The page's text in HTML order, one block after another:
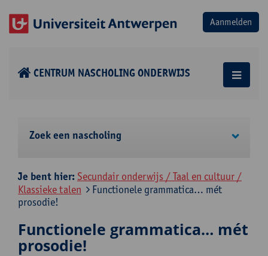
CENTRUM NASCHOLING ONDERWIJS
Zoek een nascholing
Je bent hier: Secundair onderwijs / Taal en cultuur /
Klassieke talen
Functionele grammatica… mét
prosodie!
Functionele grammatica… mét
prosodie!